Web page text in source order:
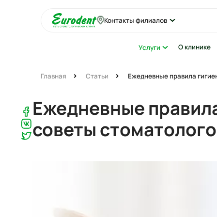
Контакты филиалов
Услуги О клинике
Главная Статьи Ежедневные правила
Ежедневные
советы